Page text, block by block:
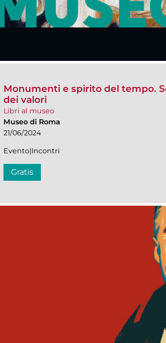
Monumenti e spirito del tempo.
dei valori
Libri al museo
Museo di Roma
21/06/2024
Evento|Incontri
Gratis